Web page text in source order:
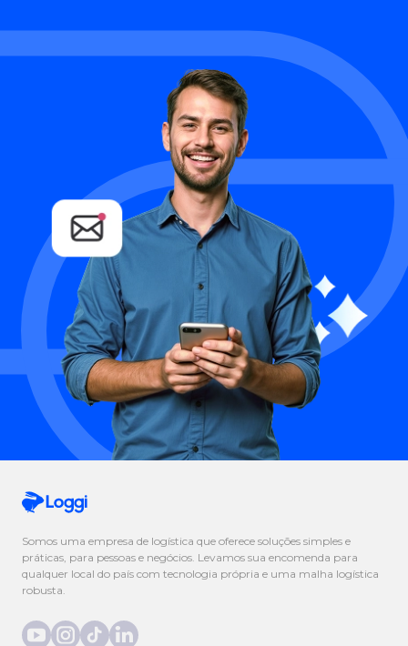
Somos uma empresa de logística que oferece soluções simples e
práticas, para pessoas e negócios. Levamos sua encomenda para
qualquer local do país com tecnologia própria e uma malha logística
robusta.